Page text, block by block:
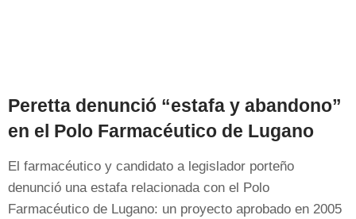
Peretta denunció “estafa y abandono”
en el Polo Farmacéutico de Lugano
El farmacéutico y candidato a legislador porteño
denunció una estafa relacionada con el Polo
Farmacéutico de Lugano: un proyecto aprobado en 2005